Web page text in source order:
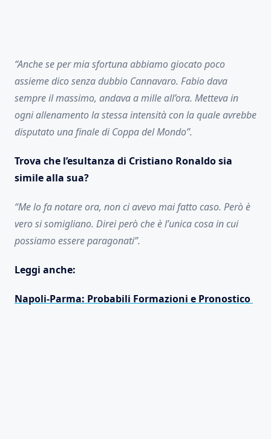
“Anche se per mia sfortuna abbiamo giocato poco
assieme dico senza dubbio Cannavaro. Fabio dava
sempre il massimo, andava a mille all’ora. Metteva in
ogni allenamento la stessa intensità con la quale avrebbe
disputato una finale di Coppa del Mondo”.
Trova che l’esultanza di Cristiano Ronaldo sia
simile alla sua?
“Me lo fa notare ora, non ci avevo mai fatto caso. Però è
vero si somigliano. Direi però che è l’unica cosa in cui
possiamo essere paragonati”.
Leggi anche:
Napoli-Parma: Probabili Formazioni e Pronostico